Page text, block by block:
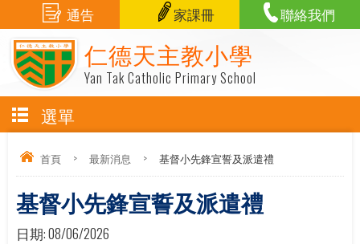
仁德天主教小學
Yan Tak Catholic Primary School
通告 家課冊 聯絡我們
選單
首頁 > 最新消息 > 基督小先鋒宣誓及派遣禮
基督小先鋒宣誓及派遣禮
日期:08/06/2026